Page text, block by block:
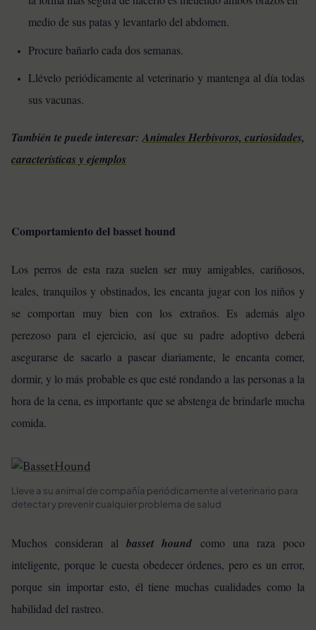
medio de sus patas y levantarlo del abdomen.
Procure bañarlo cada dos semanas.
Llévelo periódicamente al veterinario y mantenga al día todas
sus vacunas.
También te puede interesar:Animales Herbívoros, curiosidades,
características y ejemplos
Comportamiento del basset hound
Los perros de esta raza suelen ser muy amigables, cariñosos,
leales, tranquilos y obstinados, les encanta jugar con los niños y
se comportan muy bien con los extraños. Es además algo
perezoso para el ejercicio, así que su padre adoptivo deberá
asegurarse de sacarlo a pasear diariamente, le encanta comer,
dormir, y lo más probable es que esté rondando a las personas a la
hora de la cena, es importante que se abstenga de brindarle mucha
comida.
Lleve a su animal de compañía periódicamente al veterinario para
detectar y prevenir cualquier problema de salud
Muchos consideran al basset hound como una raza poco
inteligente, porque le cuesta obedecer órdenes, pero es un error,
porque sin importar esto, él tiene muchas cualidades como la
habilidad del rastreo.